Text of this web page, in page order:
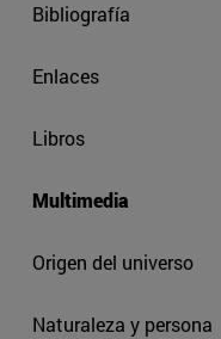
Bibliografía
Enlaces
Libros
Multimedia
Origen del universo
Naturaleza y persona